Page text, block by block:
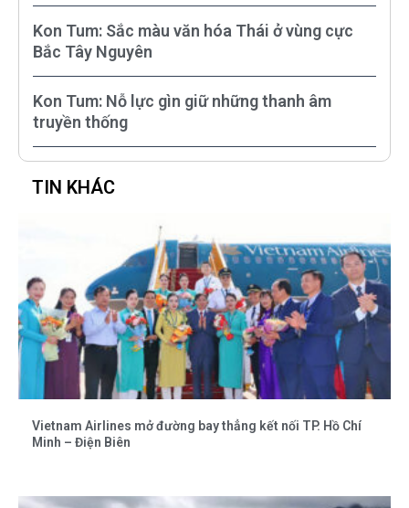
Kon Tum: Sắc màu văn hóa Thái ở vùng cực
Bắc Tây Nguyên
Kon Tum: Nỗ lực gìn giữ những thanh âm
truyền thống
TIN KHÁC
Vietnam Airlines mở đường bay thẳng kết nối TP. Hồ Chí
Minh – Điện Biên